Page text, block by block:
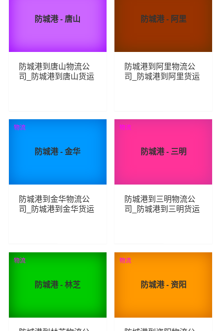
防城港 - 唐山
防城港到唐山物流公
司_防城港到唐山货运
249 查看详细
防城港 - 阿里
防城港到阿里物流公
司_防城港到阿里货运
242 查看详细
防城港 - 金华
防城港到金华物流公
司_防城港到金华货运
229 查看详细
物流
防城港 - 三明
防城港到三明物流公
司_防城港到三明货运
199 查看详细
物流
防城港 - 林芝
物流
防城港 - 资阳
物流